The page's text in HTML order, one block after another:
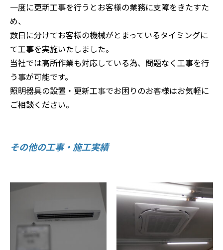
一度に更新工事を行うとお客様の業務に支障をきたすた
め、
数日に分けてお客様の機械がとまっているタイミングに
て工事を実施いたしました。
当社では高所作業も対応している為、問題なく工事を行
う事が可能です。
照明器具の設置・更新工事でお困りのお客様はお気軽に
ご相談ください。
その他の工事・施工実績